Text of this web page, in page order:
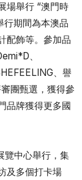
場舉行 “澳門時
行期間為本澳品
配飾等。參加品
、
、譽
團甄選，獲得參
品牌獲得更多國
覽中心舉行，集
及多個打卡場